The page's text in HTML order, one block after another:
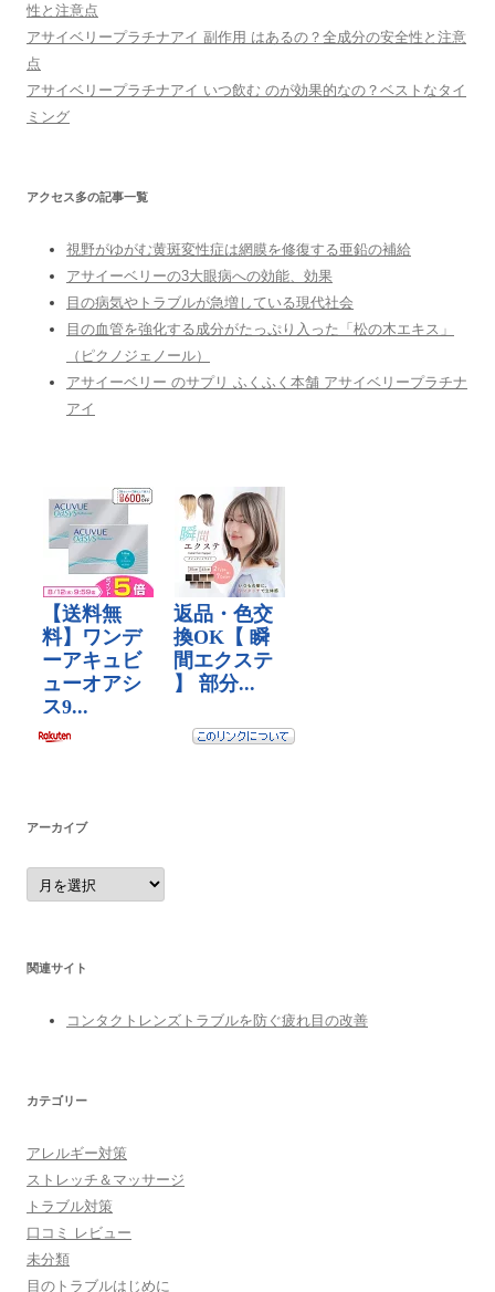
性と注意点
アサイベリープラチナアイ 副作用 はあるの？全成分の安全性と注意
点
アサイベリープラチナアイ いつ飲む のが効果的なの？ベストなタイ
ミング
アクセス多の記事一覧
視野がゆがむ黄斑変性症は網膜を修復する亜鉛の補給
アサイーベリーの3大眼病への効能、効果
目の病気やトラブルが急増している現代社会
目の血管を強化する成分がたっぷり入った「松の木エキス」
（ピクノジェノール）
アサイーベリー のサプリ ふくふく本舗 アサイベリープラチナ
アイ
アーカイブ
ア
ー
カ
関連サイト
コンタクトレンズトラブルを防ぐ疲れ目の改善
カテゴリー
アレルギー対策
ストレッチ＆マッサージ
トラブル対策
口コミ レビュー
未分類
目のトラブルはじめに